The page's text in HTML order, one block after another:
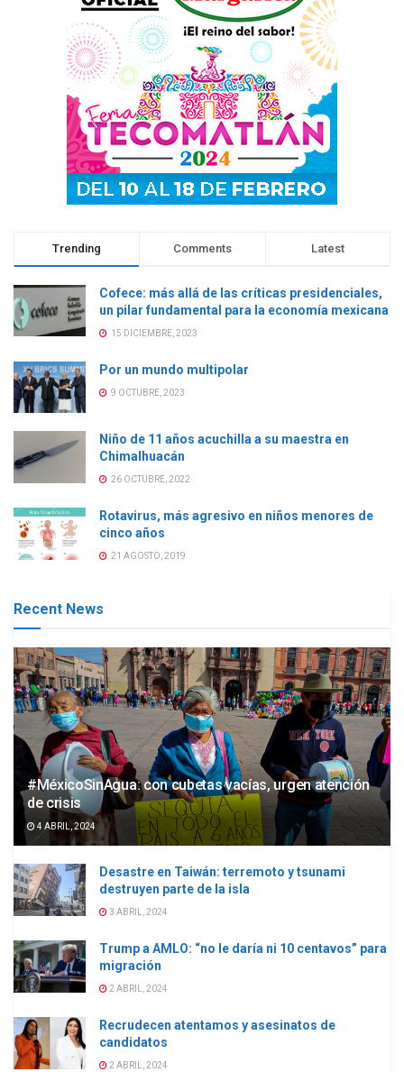
t
a
n
a
n
u
e
a
)
n
t
a
n
n
u
e
v
a
)
n
t
a
u
e
v
a
)
Trending Comments Latest
Cofece: más allá de las críticas presidenciales,
un pilar fundamental para la economía mexicana
15 DICIEMBRE, 2023
Por un mundo multipolar
9 OCTUBRE, 2023
Niño de 11 años acuchilla a su maestra en
Chimalhuacán
26 OCTUBRE, 2022
Rotavirus, más agresivo en niños menores de
cinco años
21 AGOSTO, 2019
Recent News
#MéxicoSinAgua: con cubetas vacías, urgen atención
de crisis
4 ABRIL, 2024
Desastre en Taiwán: terremoto y tsunami
destruyen parte de la isla
3 ABRIL, 2024
Trump a AMLO: “no le daría ni 10 centavos” para
migración
2 ABRIL, 2024
Recrudecen atentamos y asesinatos de
candidatos
2 ABRIL, 2024